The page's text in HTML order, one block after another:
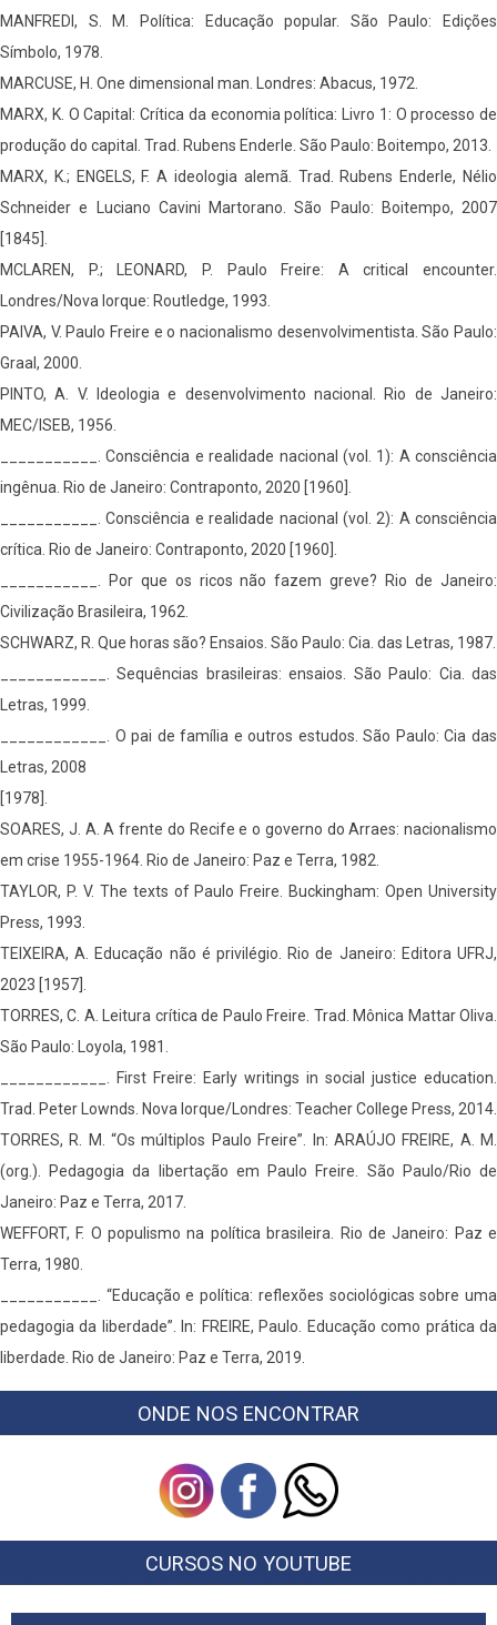
MANFREDI, S. M. Política: Educação popular. São Paulo: Edições
Símbolo, 1978.
MARCUSE, H. One dimensional man. Londres: Abacus, 1972.
MARX, K. O Capital: Crítica da economia política: Livro 1: O processo de
produção do capital. Trad. Rubens Enderle. São Paulo: Boitempo, 2013.
MARX, K.; ENGELS, F. A ideologia alemã. Trad. Rubens Enderle, Nélio
Schneider e Luciano Cavini Martorano. São Paulo: Boitempo, 2007
[1845].
MCLAREN, P.; LEONARD, P. Paulo Freire: A critical encounter.
Londres/Nova Iorque: Routledge, 1993.
PAIVA, V. Paulo Freire e o nacionalismo desenvolvimentista. São Paulo:
Graal, 2000.
PINTO, A. V. Ideologia e desenvolvimento nacional. Rio de Janeiro:
MEC/ISEB, 1956.
___________. Consciência e realidade nacional (vol. 1): A consciência
ingênua. Rio de Janeiro: Contraponto, 2020 [1960].
___________. Consciência e realidade nacional (vol. 2): A consciência
crítica. Rio de Janeiro: Contraponto, 2020 [1960].
___________. Por que os ricos não fazem greve? Rio de Janeiro:
Civilização Brasileira, 1962.
SCHWARZ, R. Que horas são? Ensaios. São Paulo: Cia. das Letras, 1987.
____________. Sequências brasileiras: ensaios. São Paulo: Cia. das
Letras, 1999.
____________. O pai de família e outros estudos. São Paulo: Cia das
Letras, 2008
[1978].
SOARES, J. A. A frente do Recife e o governo do Arraes: nacionalismo
em crise 1955-1964. Rio de Janeiro: Paz e Terra, 1982.
TAYLOR, P. V. The texts of Paulo Freire. Buckingham: Open University
Press, 1993.
TEIXEIRA, A. Educação não é privilégio. Rio de Janeiro: Editora UFRJ,
2023 [1957].
TORRES, C. A. Leitura crítica de Paulo Freire. Trad. Mônica Mattar Oliva.
São Paulo: Loyola, 1981.
____________. First Freire: Early writings in social justice education.
Trad. Peter Lownds. Nova Iorque/Londres: Teacher College Press, 2014.
TORRES, R. M. “Os múltiplos Paulo Freire”. In: ARAÚJO FREIRE, A. M.
(org.). Pedagogia da libertação em Paulo Freire. São Paulo/Rio de
Janeiro: Paz e Terra, 2017.
WEFFORT, F. O populismo na política brasileira. Rio de Janeiro: Paz e
Terra, 1980.
___________. “Educação e política: reflexões sociológicas sobre uma
pedagogia da liberdade”. In: FREIRE, Paulo. Educação como prática da
liberdade. Rio de Janeiro: Paz e Terra, 2019.
ONDE NOS ENCONTRAR
CURSOS NO YOUTUBE